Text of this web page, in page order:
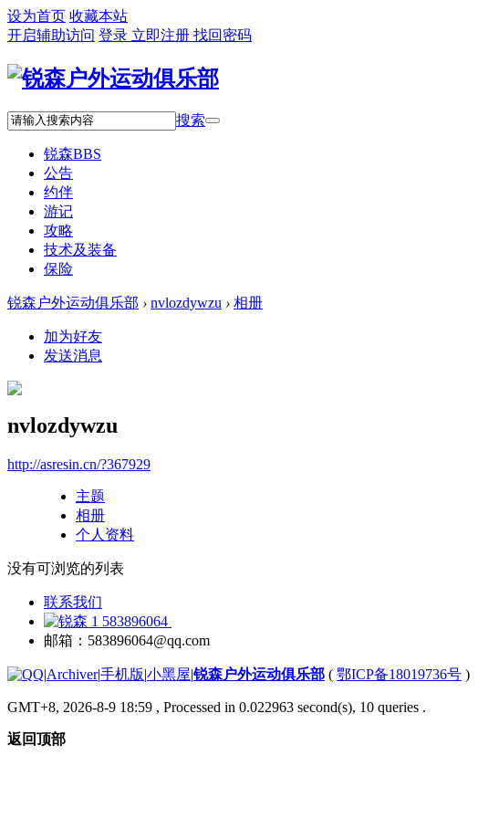
设为首页 收藏本站
开启辅助访问 登录 立即注册 找回密码
搜索
锐森BBS
公告
约伴
游记
攻略
技术及装备
保险
锐森户外运动俱乐部 › nvlozdywzu › 相册
加为好友
发送消息
nvlozdywzu
http://asresin.cn/?367929
主题
相册
个人资料
没有可浏览的列表
联系我们
583896064
邮箱：583896064@qq.com
|Archiver|手机版|小黑屋|锐森户外运动俱乐部 ( 鄂ICP备18019736号 )
GMT+8, 2026-8-9 18:59 , Processed in 0.022963 second(s), 10 queries .
返回顶部